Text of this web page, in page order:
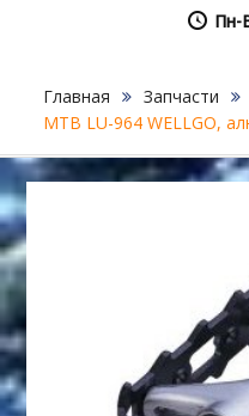
Пн-
Главная Запчасти
MTB LU-964 WELLGO,